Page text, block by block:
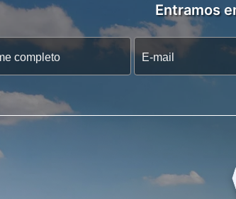
Entramos